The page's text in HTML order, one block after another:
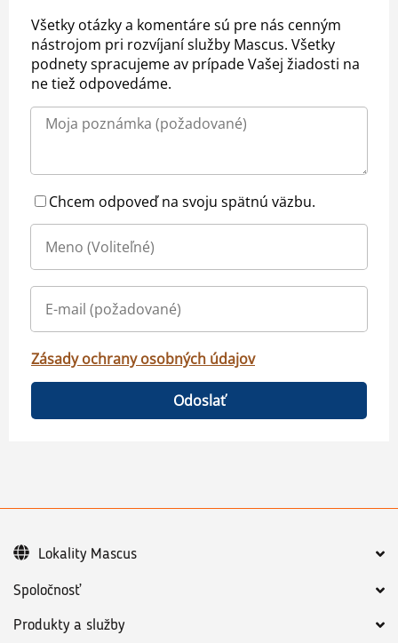
Všetky otázky a komentáre sú pre nás cenným
nástrojom pri rozvíjaní služby Mascus. Všetky
podnety spracujeme av prípade Vašej žiadosti na
ne tiež odpovedáme.
Chcem odpoveď na svoju spätnú väzbu.
Zásady ochrany osobných údajov
Odoslať
Spoločnosť
Produkty a služby
Lokality Mascus